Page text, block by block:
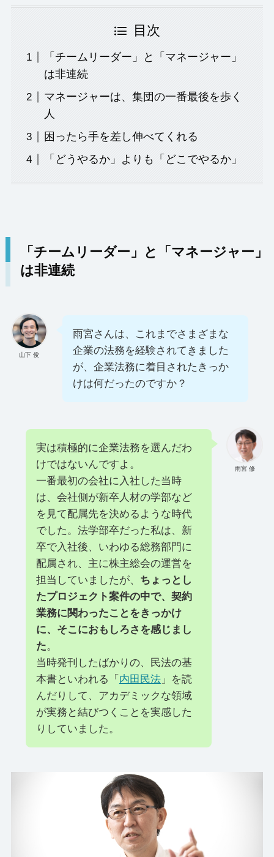
目次
「チームリーダー」と「マネージャー」
は非連続
マネージャーは、集団の一番最後を歩く
人
困ったら手を差し伸べてくれる
「どうやるか」よりも「どこでやるか」
「チームリーダー」と「マネージャー」
は非連続
山下 俊
雨宮さんは、これまでさまざまな
企業の法務を経験されてきました
が、企業法務に着目されたきっか
けは何だったのですか？
雨宮 修
実は積極的に企業法務を選んだわ
けではないんですよ。
一番最初の会社に入社した当時
は、会社側が新卒人材の学部など
を見て配属先を決めるような時代
でした。法学部卒だった私は、新
卒で入社後、いわゆる総務部門に
配属され、主に株主総会の運営を
担当していましたが、 ちょっとし
たプロジェクト案件の中で、契約
業務に関わったことをきっかけ
に、そこにおもしろさを感じまし
た。
当時発刊したばかりの、民法の基
本書といわれる「 内田民法」を読
んだりして、アカデミックな領域
が実務と結びつくことを実感した
りしていました。